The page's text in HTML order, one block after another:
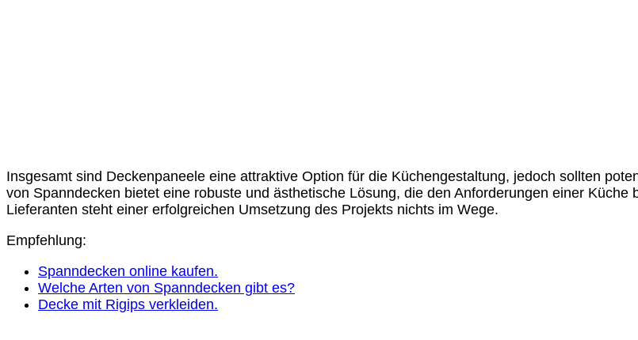
Insgesamt sind Deckenpaneele eine attraktive Option für die Küchengestaltung, jedoch sollten
von Spanndecken bietet eine robuste und ästhetische Lösung, die den Anforderungen einer Küche
Lieferanten steht einer erfolgreichen Umsetzung des Projekts nichts im Wege.
Empfehlung:
Spanndecken online kaufen.
Welche Arten von Spanndecken gibt es?
Decke mit Rigips verkleiden.